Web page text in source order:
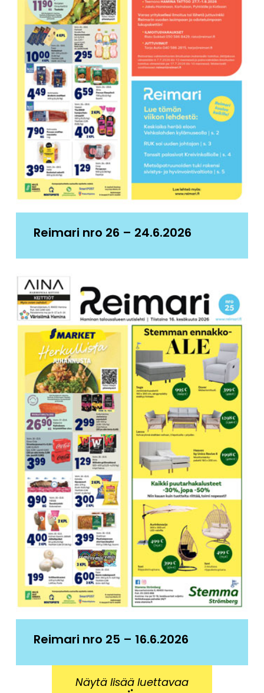
Reimari nro 26 – 24.6.2026
Reimari nro 25 – 16.6.2026
Näytä lisää luettavaa